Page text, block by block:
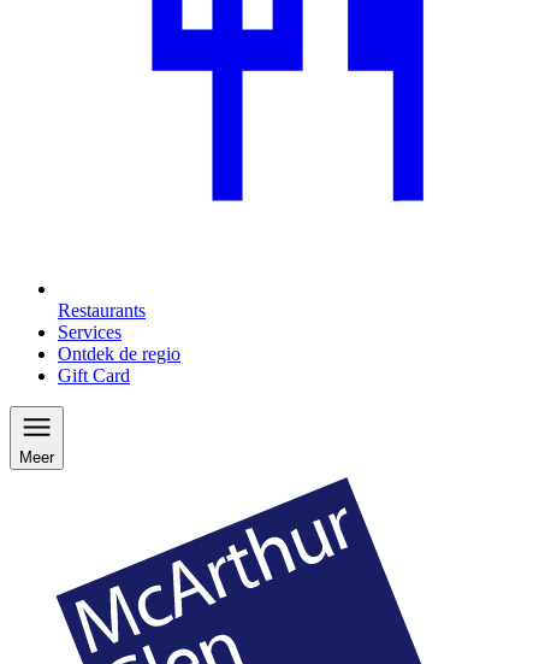
Restaurants
Services
Ontdek de regio
Gift Card
Meer